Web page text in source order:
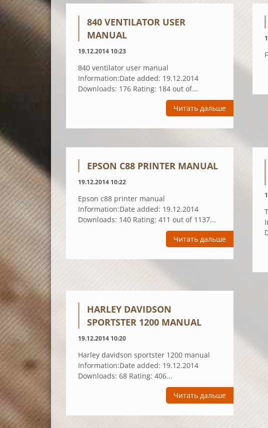
840 VENTILATOR USER
MANUAL
19.12.2014 10:23
840 ventilator user manual
Information:Date added: 19.12.2014
Downloads: 176 Rating: 184 out of...
Читать дальше
EPSON C88 PRINTER MANUAL
19.12.2014 10:22
Epson c88 printer manual
Information:Date added: 19.12.2014
Downloads: 140 Rating: 411 out of 1137...
Читать дальше
HARLEY DAVIDSON
SPORTSTER 1200 MANUAL
19.12.2014 10:20
Harley davidson sportster 1200 manual
Information:Date added: 19.12.2014
Downloads: 68 Rating: 406...
Читать дальше